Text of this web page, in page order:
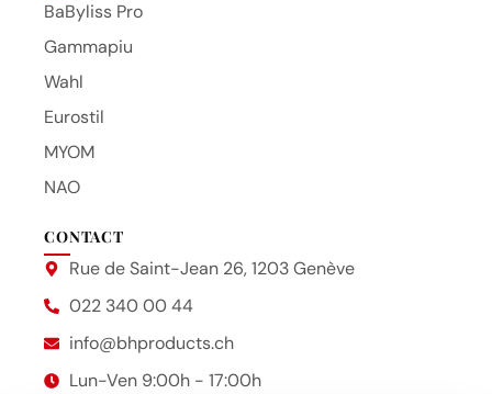
BaByliss Pro
Gammapiu
Wahl
Eurostil
MYOM
NAO
CONTACT
Rue de Saint-Jean 26, 1203 Genève
022 340 00 44
info@bhproducts.ch
Lun-Ven 9:00h - 17:00h